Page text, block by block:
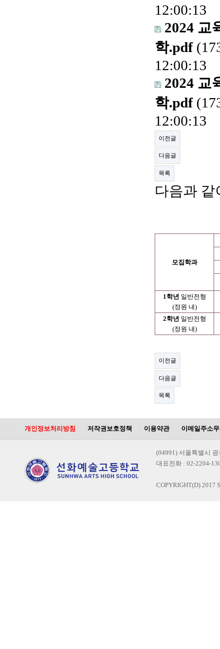
12:00:13
2024 교
학.pdf
12:00:13
2024 교
학.pdf
12:00:13
이전글
다음글
목록
다음과 같
모집학과
1학년 일반전형
(정원 내)
2학년 일반전형
(정원 내)
이전글
다음글
목록
개인정보처리방침 저작권보호정책 이용약관 이메일주소
(04991) 서울특별시
대표전화 : 02-2204-
COPYRIGHT(D) 2017